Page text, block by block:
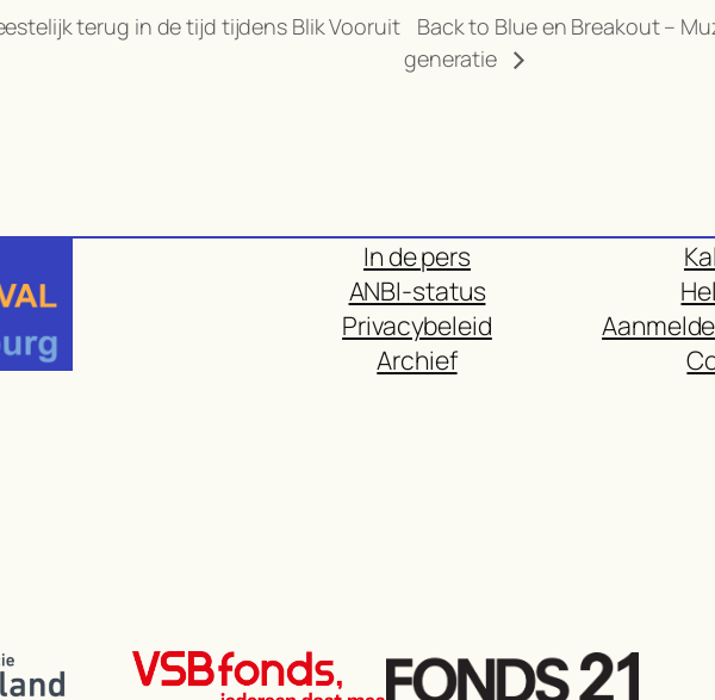
terug in de tijd tijdens Blik Vooruit
Back to Blue en Breakout –
generatie
In de pers
ANBI-status
Privacybeleid
Archief